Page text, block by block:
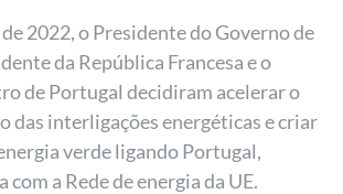
2022, o Presidente do Governo de
da República Francesa e o
de Portugal decidiram acelerar o
das interligações energéticas e criar
verde ligando Portugal,
com a Rede de energia da UE.